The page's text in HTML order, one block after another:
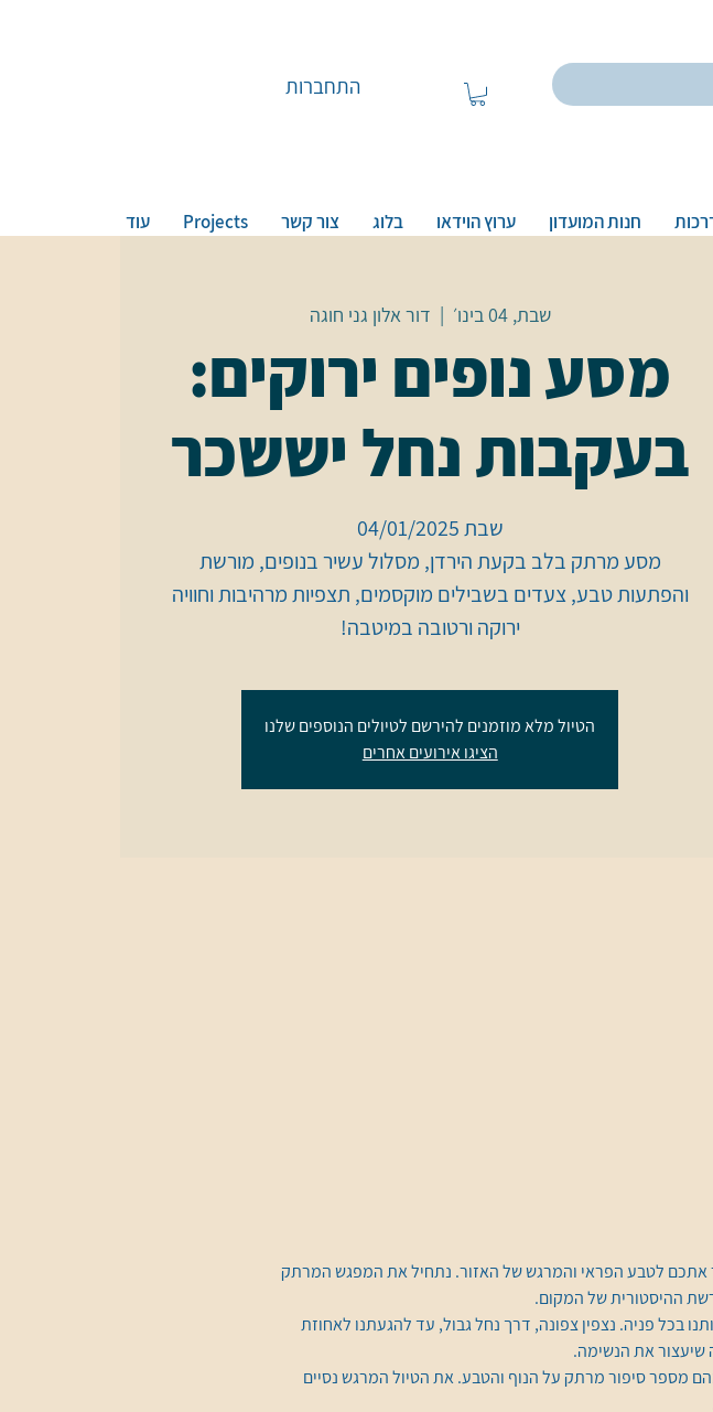
התחברות
חנות המועדון ערוץ הוידאו בלוג צור קשר Projects עוד
שבת, 04 בינו׳
  |
דור אלון גני חוגה
מסע נופים ירוקים:
בעקבות נחל יששכר
מסע מרתק בלב בקעת הירדן, מסלול עשיר בנופים, מורשת
והפתעות טבע, צעדים בשבילים מוקסמים, תצפיות מרהיבות וחוויה
ירוקה ורטובה במיטבה!
הטיול מלא מוזמנים להירשם לטיולים הנוספים שלנו
הציגו אירועים אחרים
אתכם לטבע הפראי והמרגש של האזור. נתחיל את המפגש המרתק
ההיסטורית של המקום.
בכל פניה. נצפין צפונה, דרך נחל גבול, עד להגעתנו לאחוזת
שיעצור את הנשימה.
מספר סיפור מרתק על הנוף והטבע. את הטיול המרגש נסיים